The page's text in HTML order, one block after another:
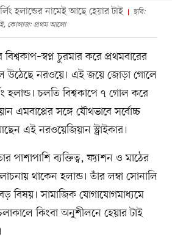
হলান্ডের নামেই আছে হেয়ার টাই
ছবি:
কোলাজ: প্রথম আলো
চুরমার করে প্রথমবারের
উঠেছে নরওয়ে। এই জয়ে জোড়া গোলে
হলান্ড। চলতি বিশ্বকাপে ৭ গোল করে
এমবাপ্পের সঙ্গে যৌথভাবে সর্বোচ্চ
এই নরওয়েজিয়ান স্ট্রাইকার।
পাশাপাশি ব্যক্তিত্ব, ফ্যাশন ও মাঠের
থাকেন হলান্ড। তাঁর লম্বা সোনালি
সামাজিক যোগাযোগমাধ্যমে
কিংবা অনুশীলনে হেয়ার টাই